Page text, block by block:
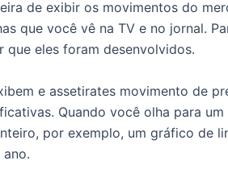
de exibir os movimentos do
que você vê na TV e no jornal.
que eles foram desenvolvidos.
e assetirates movimento de
Quando você olha para
por exemplo, um gráfico de